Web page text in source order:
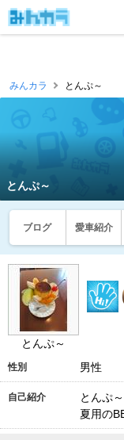
みんカラ とんぷ～
とんぷ～
ブログ 愛車紹介
とんぷ～
性別 男性
自己紹介
とんぷ
夏用の